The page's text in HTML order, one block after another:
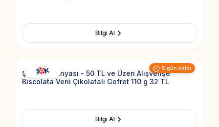
Bilgi Al
5 gün kaldı
Add to
Şok Kampanyası - 50 TL ve Üzeri Alışverişe
Biscolata Veni Çikolatalı Gofret 110 g 32 TL
Bilgi Al